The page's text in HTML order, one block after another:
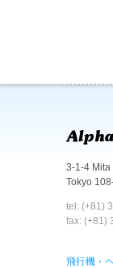
3-1-4 Mita
Tokyo
tel: (+81)
fax: (+81)
飛行機・